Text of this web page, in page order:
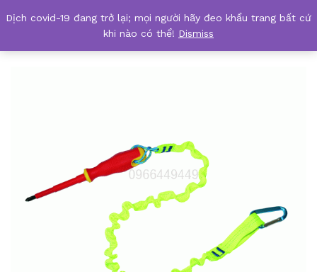
Tool holding lanyard – ETL
Dịch covid-19 đang trở lại; mọi người hãy đeo khẩu trang bất cứ
khi nào có thể! Dismiss